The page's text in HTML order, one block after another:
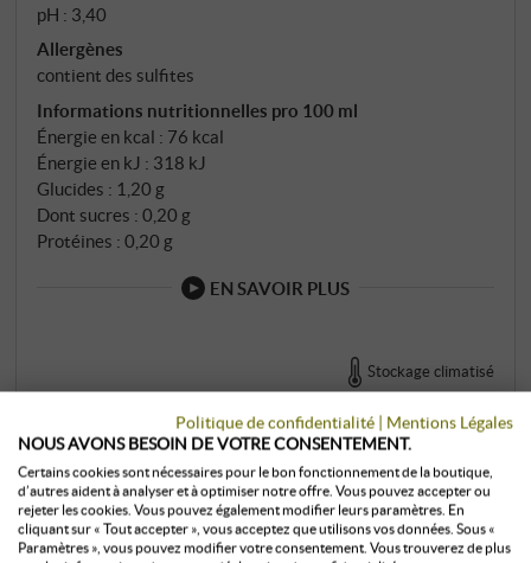
pH : 3,40
Allergènes
contient des sulfites
Informations nutritionnelles pro 100 ml
Énergie en kcal : 76 kcal
Énergie en kJ : 318 kJ
Glucides : 1,20 g
Dont sucres : 0,20 g
Protéines : 0,20 g
EN SAVOIR PLUS
Stockage climatisé
· TTC, plus frais d’envoi 9 pièces disponibles
59,00 €
+
ACHETER
Politique de confidentialité | Mentions Légales
NOUS AVONS BESOIN DE VOTRE CONSENTEMENT.
Certains cookies sont nécessaires pour le bon fonctionnement de la boutique,
d’autres aident à analyser et à optimiser notre offre. Vous pouvez accepter ou
rejeter les cookies. Vous pouvez également modifier leurs paramètres. En
cliquant sur « Tout accepter », vous acceptez que utilisons vos données. Sous «
Paramètres », vous pouvez modifier votre consentement. Vous trouverez de plus